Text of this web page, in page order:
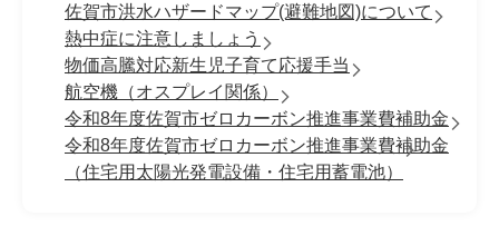
佐賀市洪水ハザードマップ(避難地図)について
熱中症に注意しましょう
物価高騰対応新生児子育て応援手当
航空機（オスプレイ関係）
令和8年度佐賀市ゼロカーボン推進事業費補助金
令和8年度佐賀市ゼロカーボン推進事業費補助金
（住宅用太陽光発電設備・住宅用蓄電池）